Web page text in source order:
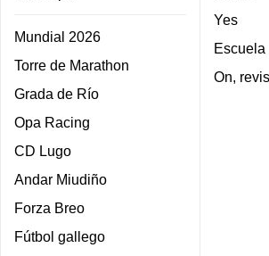
Mundial 2026
Torre de Marathon
Grada de Río
Opa Racing
CD Lugo
Andar Miudiño
Forza Breo
Fútbol gallego
Yes
Escuela
On,